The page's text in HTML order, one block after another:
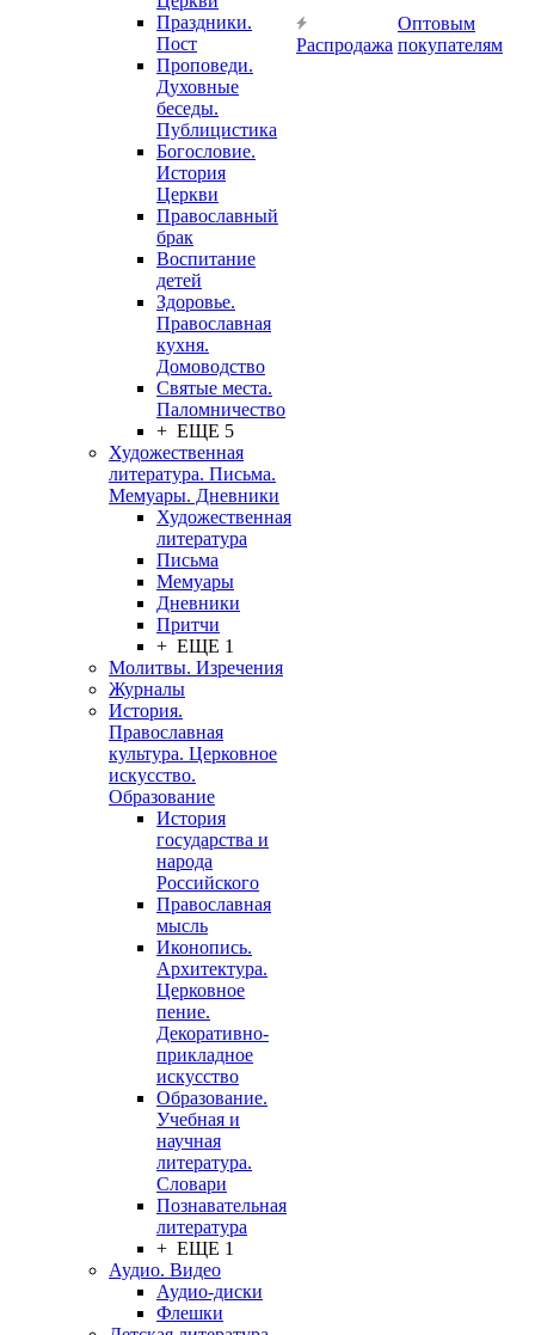
Праздники.
Пост
Проповеди.
Духовные
беседы.
Публицистика
Богословие.
История
Церкви
Православный
брак
Воспитание
детей
Здоровье.
Православная
кухня.
Домоводство
Святые места.
Паломничество
+ ЕЩЕ 5
Художественная
литература. Письма.
Мемуары. Дневники
Художественная
литература
Письма
Мемуары
Дневники
Притчи
+ ЕЩЕ 1
Молитвы. Изречения
Журналы
История.
Православная
культура. Церковное
искусство.
Образование
История
государства и
народа
Российского
Православная
мысль
Иконопись.
Архитектура.
Церковное
пение.
Декоративно-
прикладное
искусство
Образование.
Учебная и
научная
литература.
Словари
Познавательная
литература
+ ЕЩЕ 1
Аудио. Видео
Аудио-диски
Флешки
Распродажа
Оптовым
покупателям